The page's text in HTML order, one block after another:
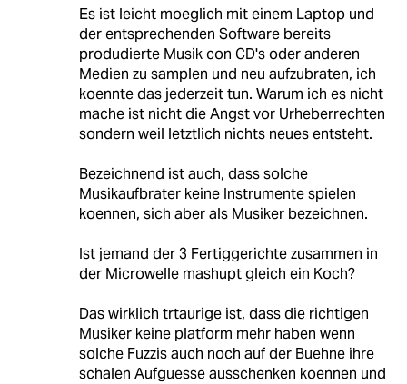
Es ist leicht moeglich mit einem Laptop und
der entsprechenden Software bereits
produdierte Musik con CD's oder anderen
Medien zu samplen und neu aufzubraten, ich
koennte das jederzeit tun. Warum ich es nicht
mache ist nicht die Angst vor Urheberrechten
sondern weil letztlich nichts neues entsteht.
Bezeichnend ist auch, dass solche
Musikaufbrater keine Instrumente spielen
koennen, sich aber als Musiker bezeichnen.
Ist jemand der 3 Fertiggerichte zusammen in
der Microwelle mashupt gleich ein Koch?
Das wirklich trtaurige ist, dass die richtigen
Musiker keine platform mehr haben wenn
solche Fuzzis auch noch auf der Buehne ihre
schalen Aufguesse ausschenken koennen und